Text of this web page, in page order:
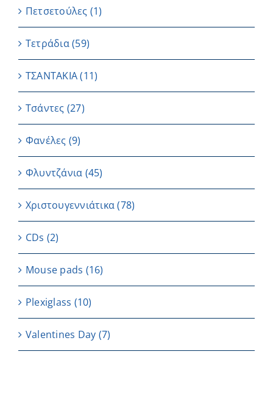
Πετσετούλες (1)
Τετράδια(59)
ΤΣΑΝΤΑΚΙΑ (11)
Τσάντες (27)
Φανέλες (9)
Φλυντζάνια (45)
Χριστουγεννιάτικα(78)
CDs (2)
Μouse pads (16)
Plexiglass (10)
Valentines Day (7)